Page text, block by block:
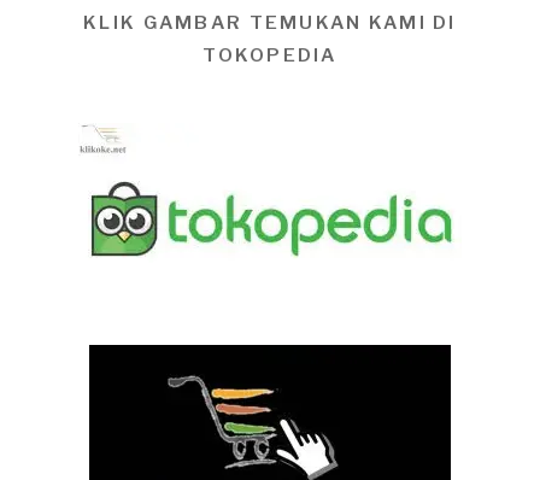
KLIK GAMBAR TEMUKAN KAMI DI
TOKOPEDIA